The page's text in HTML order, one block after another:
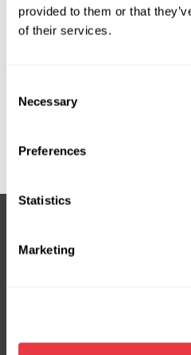
provided to them or that
of their services.
Selection
Necessary
Preferences
Statistics
Marketing
Zapytaj o cenę
MS370089P, A1644601580,
ME303, ME303R, ME306,
Subskrybuj nasz newsletter